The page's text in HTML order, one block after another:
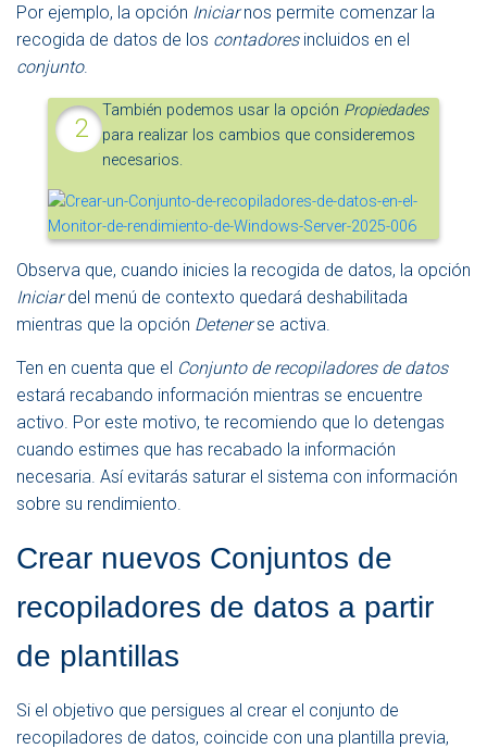
Por ejemplo, la opción Iniciarnos permite comenzar la
recogida de datos de los contadoresincluidos en el
conjunto.
También podemos usar la opción Propiedades
para realizar los cambios que consideremos
necesarios.
Observa que, cuando inicies la recogida de datos, la opción
Iniciardel menú de contexto quedará deshabilitada
mientras que la opción Detenerse activa.
Ten en cuenta que el Conjunto de recopiladores de datos
estará recabando información mientras se encuentre
activo. Por este motivo, te recomiendo que lo detengas
cuando estimes que has recabado la información
necesaria. Así evitarás saturar el sistema con información
sobre su rendimiento.
Crear nuevos Conjuntos de
recopiladores de datos a partir
de plantillas
Si el objetivo que persigues al crear el conjunto de
recopiladores de datos, coincide con una plantilla previa,